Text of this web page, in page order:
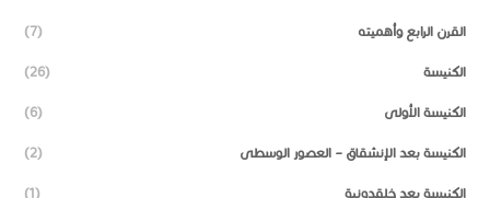
القرن الرابع وأهميته (7)
الكنيسة (26)
الكنيسة الأولى (6)
الكنيسة بعد الإنشقاق – العصور الوسطى (2)
الكنيسة بعد خلقدونية (1)